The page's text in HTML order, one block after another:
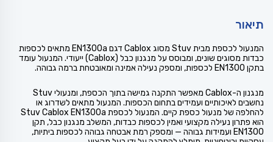
תיאור
המנעול לכספת מבית Stuv מסוג Cablox דגם EN1300a מתאים לכספות
כבדות מסוגים שונים, ומבוסס על מנגנון כבל (Cablox) ייעודי. המנעול עומד
בתקן EN1300 לכספות, ומספק נעילה אמינה ומאובטחת ברמה גבוהה.
מנגנון ה-Cablox מאפשר התקנה גמישה בתוך הכספת, ומנעולי Stuv
נחשבים לאיכותיים ועמידים בתחום הכספות. המנעול מתאים לשדרוג או
להחלפה של מנעול כספת קיים. המנעול לכספת Stuv Cablox EN1300a
הוא פתרון נעילה מקצועי ואמין לכספות כבדות, המשלב מנגנון כבל, תקן
EN1300 ועמידות גבוהה — ומספק רמת אבטחה גבוהה לכספות ביתיות,